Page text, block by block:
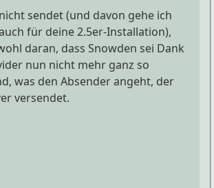
sendet (und davon gehe ich
für deine 2.5er-Installation),
daran, dass Snowden sei Dank
nun nicht mehr ganz so
was den Absender angeht, der
versendet.